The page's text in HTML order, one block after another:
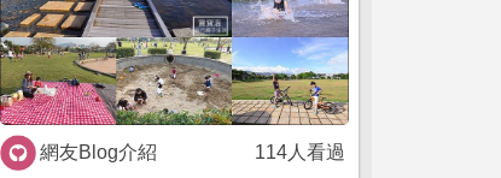
網友Blog介紹 114人看過